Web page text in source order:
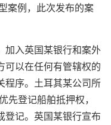
案例，此次发布的案
入英国某银行和案外
可以在任何有管辖权的
程序。土耳其某公司所
先登记船舶抵押权，
登记。英国某银行宣布